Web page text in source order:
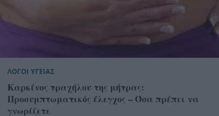
ΛΟΓΟΙ ΥΓΕΙΑΣ
Καρκίνος τραχήλου της μήτρας:
Προσυμπτωματικός έλεγχος – Όσα πρέπει να
γνωρίζετε